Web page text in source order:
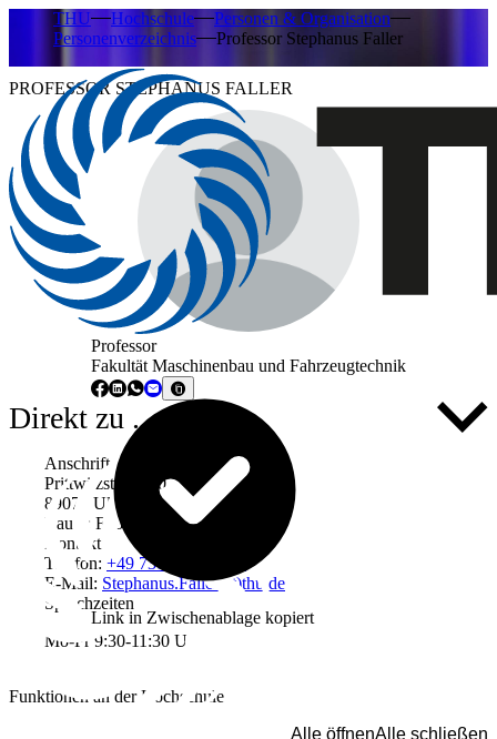
THU Hochschule
Personen & Organisation
Personenverzeichnis
Professor Stephanus Faller
PROFESSOR STEPHANUS FALLER
Professor
Fakultät Maschinenbau und Fahrzeugtechnik
Link in Zwischenablage kopiert
Direkt zu ...
Anschrift
Prittwitzstraße 10
89075 Ulm
Raum: F06
Kontakt
Telefon: +49 731 96537-398
E-Mail: Stephanus.Faller(at)thu.de
Sprechzeiten
Mo-Fr 9:30-11:30 Uhr
Funktionen an der Hochschule
Alle öffnenAlle schließen